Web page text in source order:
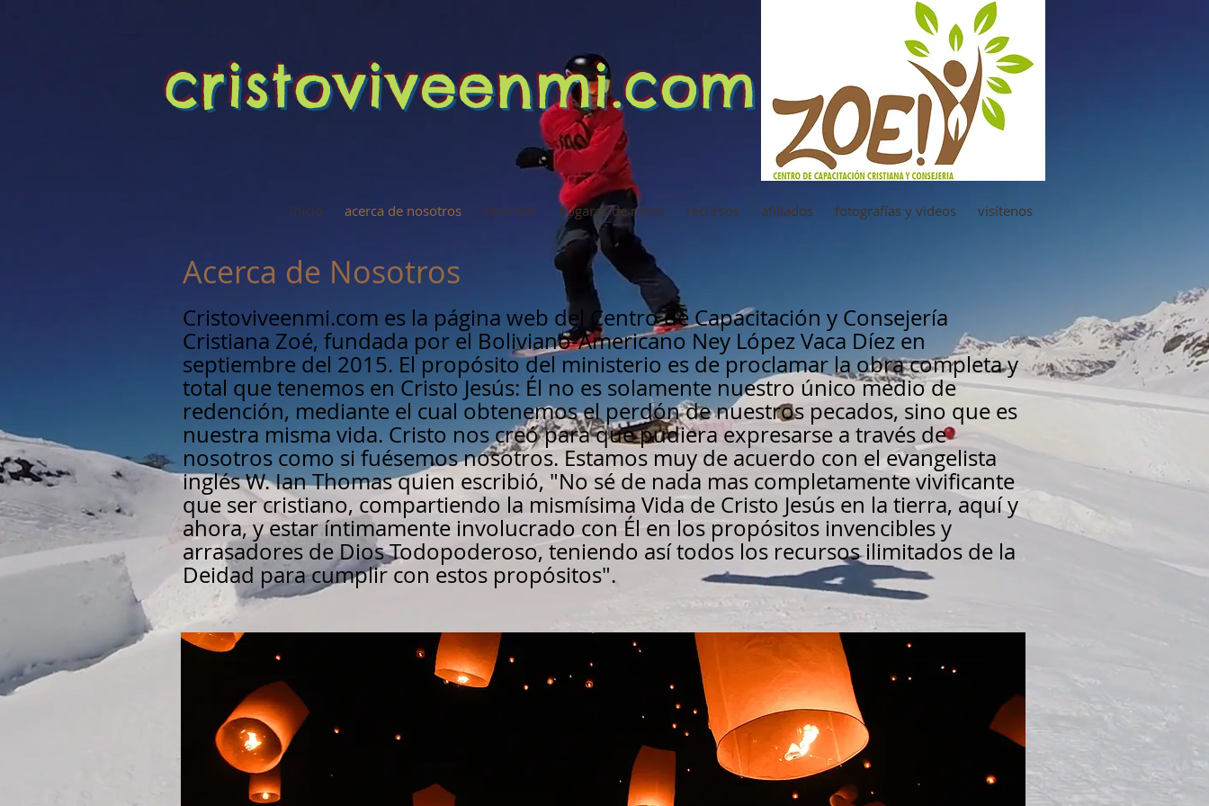
cristoviveenmi.com
inicio acerca de nosotros servicios hogares de niños recursos afiliados fotografías y videos visítenos
Acerca de Nosotros
Cristoviveenmi.com es la página web del Centro de Capacitación y Consejería
Cristiana Zoé, fundada por el Boliviano-Americano Ney López Vaca Díez en
septiembre del 2015. El propósito del ministerio es de proclamar la obra completa y
total que tenemos en Cristo Jesús: Él no es solamente nuestro único medio de
redención, mediante el cual obtenemos el perdón de nuestros pecados, sino que es
nuestra misma vida. Cristo nos creó para que pudiera expresarse a través de
nosotros como si fuésemos nosotros. Estamos muy de acuerdo con el evangelista
inglés W. Ian Thomas quien escribió, "No sé de nada mas completamente vivificante
que ser cristiano, compartiendo la mismísima Vida de Cristo Jesús en la tierra, aquí y
ahora, y estar íntimamente involucrado con Él en los propósitos invencibles y
arrasadores de Dios Todopoderoso, teniendo así todos los recursos ilimitados de la
Deidad para cumplir con estos propósitos".